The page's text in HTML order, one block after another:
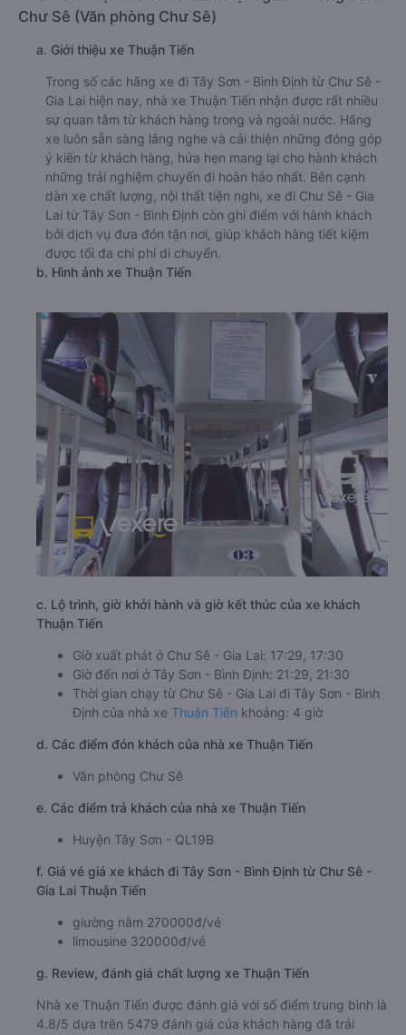
Chư Sê (Văn phòng Chư Sê)
a. Giới thiệu xe Thuận Tiến
Trong số các hãng xe đi Tây Sơn - Bình Định từ Chư Sê -
Gia Lai hiện nay, nhà xe Thuận Tiến nhận được rất nhiều
sự quan tâm từ khách hàng trong và ngoài nước. Hãng
xe luôn sẵn sàng lắng nghe và cải thiện những đóng góp
ý kiến từ khách hàng, hứa hẹn mang lại cho hành khách
những trải nghiệm chuyến đi hoàn hảo nhất. Bên cạnh
dàn xe chất lượng, nội thất tiện nghi, xe đi Chư Sê - Gia
Lai từ Tây Sơn - Bình Định còn ghi điểm với hành khách
bởi dịch vụ đưa đón tận nơi, giúp khách hàng tiết kiệm
được tối đa chi phí di chuyển.
b. Hình ảnh xe Thuận Tiến
c. Lộ trình, giờ khởi hành và giờ kết thúc của xe khách
Thuận Tiến
Giờ xuất phát ở Chư Sê - Gia Lai: 17:29, 17:30
Giờ đến nơi ở Tây Sơn - Bình Định: 21:29, 21:30
Thời gian chạy từ Chư Sê - Gia Lai đi Tây Sơn - Bình
Định của nhà xe Thuận Tiến khoảng: 4 giờ
d. Các điểm đón khách của nhà xe Thuận Tiến
Văn phòng Chư Sê
e. Các điểm trả khách của nhà xe Thuận Tiến
Huyện Tây Sơn - QL19B
f. Giá vé giá xe khách đi Tây Sơn - Bình Định từ Chư Sê -
Gia Lai Thuận Tiến
giường nằm 270000đ/vé
limousine 320000đ/vé
g. Review, đánh giá chất lượng xe Thuận Tiến
Nhà xe Thuận Tiến được đánh giá với số điểm trung bình là
4.8/5 dựa trên 5479 đánh giá của khách hàng đã trải